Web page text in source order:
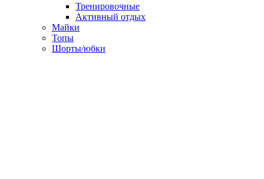
Тренировочные
Активный отдых
Майки
Топы
Шорты/юбки